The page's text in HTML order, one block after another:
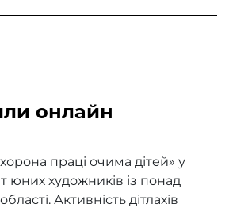
онлайн
праці очима дітей» у
юних художників із понад
Активність дітлахів